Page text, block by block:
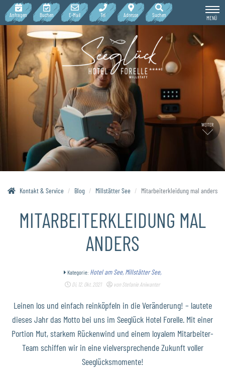
WEITER
Anfragen Buchen E-Mail Tel Adresse Suchen MENÜ
Kontakt & Service Blog Millstätter See Mitarbeiterkleidung mal anders
MITARBEITERKLEIDUNG MAL
ANDERS
Kategorie: Hotel am See,Millstätter See,
Di, 12. Okt. 2021 von Stefanie Aniwanter
Leinen los und einfach reinköpfeln in die Veränderung! – lautete
dieses Jahr das Motto bei uns im Seeglück Hotel Forelle. Mit einer
Portion Mut, starkem Rückenwind und einem loyalem Mitarbeiter-
Team schiffen wir in eine vielversprechende Zukunft voller
Seeglücksmomente!